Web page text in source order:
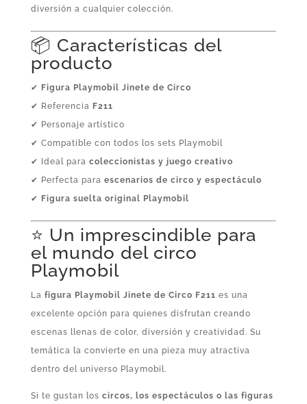
diversión a cualquier colección.
📦 Características del
producto
✔ Figura Playmobil Jinete de Circo
✔ Referencia F211
✔ Personaje artístico
✔ Compatible con todos los sets Playmobil
✔ Ideal para coleccionistas y juego creativo
✔ Perfecta para escenarios de circo y espectáculo
✔ Figura suelta original Playmobil
⭐ Un imprescindible para
el mundo del circo
Playmobil
La figura Playmobil Jinete de Circo F211 es una
excelente opción para quienes disfrutan creando
escenas llenas de color, diversión y creatividad. Su
temática la convierte en una pieza muy atractiva
dentro del universo Playmobil.
Si te gustan los circos, los espectáculos o las figuras